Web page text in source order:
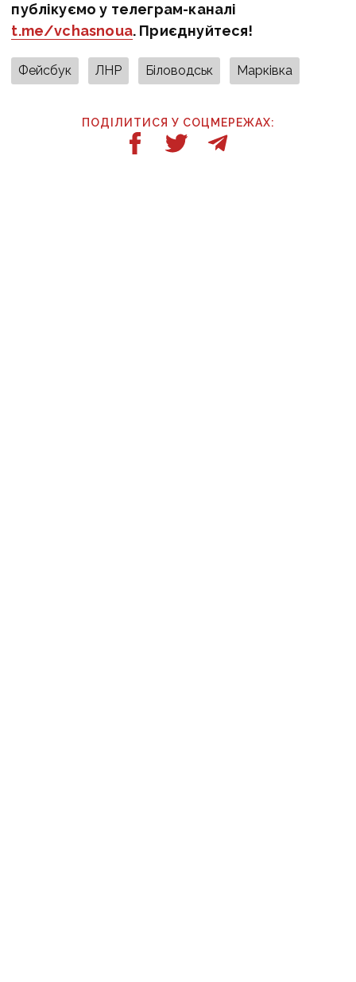
публікуємо у телеграм-каналі
t.me/vchasnoua. Приєднуйтеся!
Фейсбук ЛНР Біловодськ Марківка
ПОДІЛИТИСЯ У СОЦМЕРЕЖАХ: